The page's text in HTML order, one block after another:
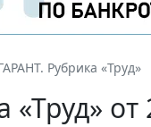
Рубрика «Труд»
«Труд» от